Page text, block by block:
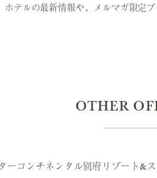
ホテルの最新情報や、メルマガ限定
OTHER
ーコンチネンタル別府リゾート&